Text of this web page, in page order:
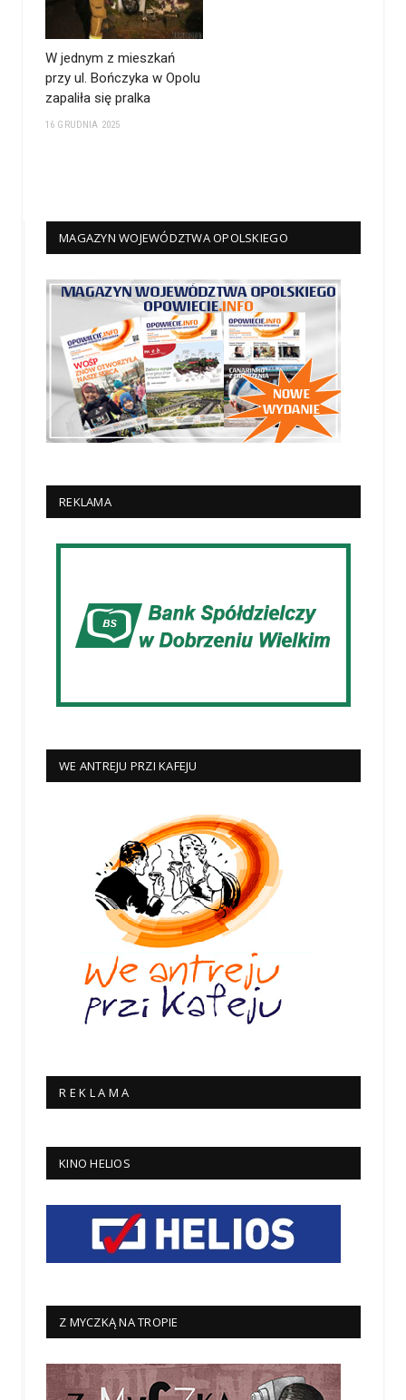
W jednym z mieszkań
przy ul. Bończyka w Opolu
zapaliła się pralka
16 GRUDNIA 2025
MAGAZYN WOJEWÓDZTWA OPOLSKIEGO
REKLAMA
WE ANTREJU PRZI KAFEJU
R E K L A M A
KINO HELIOS
Z MYCZKĄ NA TROPIE